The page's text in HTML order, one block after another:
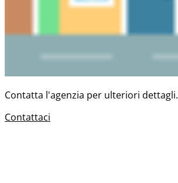
Contatta l'agenzia per ulteriori dettagli.
Contattaci